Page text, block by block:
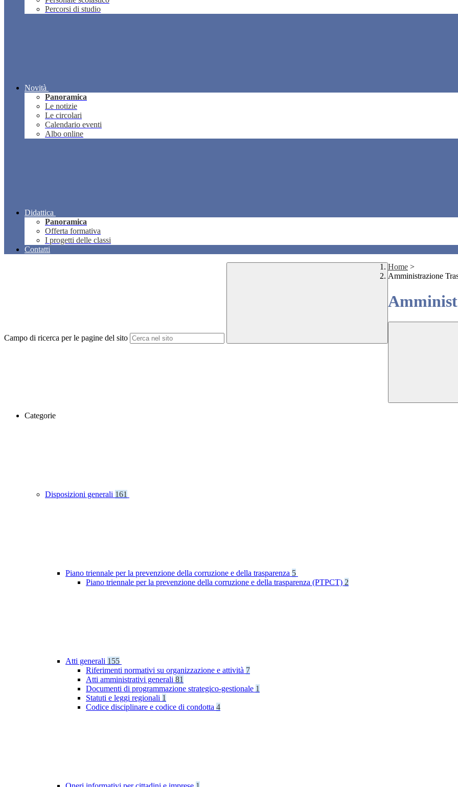
Percorsi di studio
Novità
Panoramica
Le notizie
Le circolari
Calendario eventi
Albo online
Didattica
Panoramica
Offerta formativa
I progetti delle classi
Contatti
Campo di ricerca per le pagine del sito
Home >
Amministrazione
Categorie
Disposizioni generali 161
Piano triennale per la prevenzione della corruzione e della trasparenza 5
Piano triennale per la prevenzione della corruzione e della trasparenza (PTPCT) 2
Atti generali 155
Riferimenti normativi su organizzazione e attività 7
Atti amministrativi generali 81
Documenti di programmazione strategico-gestionale 1
Statuti e leggi regionali 1
Codice disciplinare e codice di condotta 4